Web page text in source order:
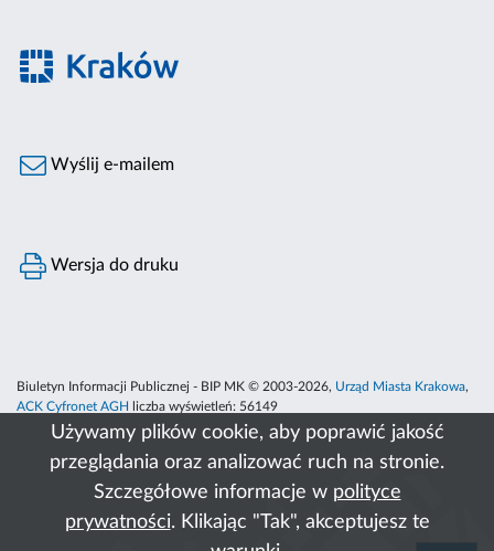
Używamy plików cookie, aby poprawić jakość
przeglądania oraz analizować ruch na stronie.
Szczegółowe informacje w polityce
prywatności. Klikając "Tak", akceptujesz te
Wyślij e-mailem
Wersja do druku
Biuletyn Informacji Publicznej - BIP MK © 2003-2026, Urząd Miasta Krakowa,
ACK Cyfronet AGH
liczba wyświetleń: 56149